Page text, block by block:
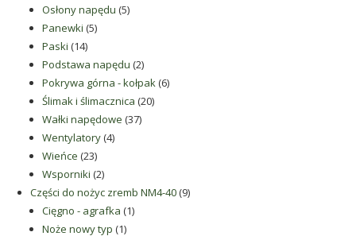
produktów
Osłony napędu 55
Panewki 55
Paski 1414
produktów
Podstawa napędu 22
produkty
Pokrywa górna - kołpak 66
Ślimak i ślimacznica 2020
Wałki napędowe 3737
Wentylatory 44
Wieńce 2323
produkty
Wsporniki 22
produkty
Części do nożyc zremb NM4-40 99
Cięgno - agrafka 11
Noże nowy typ 11